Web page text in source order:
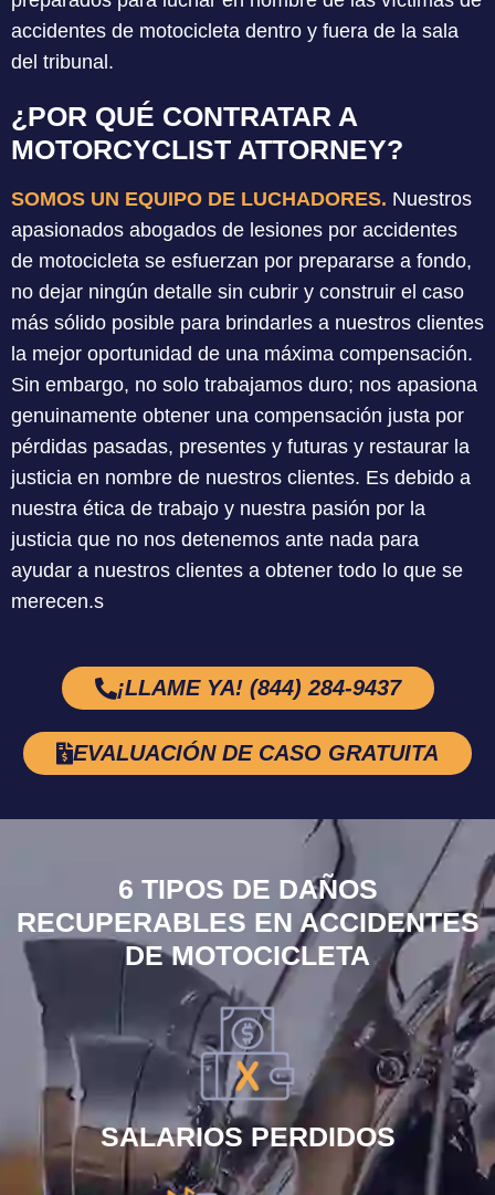
accidentes de motocicleta dentro y fuera de la sala
del tribunal.
¿POR QUÉ CONTRATAR A
MOTORCYCLIST ATTORNEY?
SOMOS UN EQUIPO DE LUCHADORES. Nuestros
apasionados abogados de lesiones por accidentes
de motocicleta se esfuerzan por prepararse a fondo,
no dejar ningún detalle sin cubrir y construir el caso
más sólido posible para brindarles a nuestros clientes
la mejor oportunidad de una máxima compensación.
Sin embargo, no solo trabajamos duro; nos apasiona
genuinamente obtener una compensación justa por
pérdidas pasadas, presentes y futuras y restaurar la
justicia en nombre de nuestros clientes. Es debido a
nuestra ética de trabajo y nuestra pasión por la
justicia que no nos detenemos ante nada para
ayudar a nuestros clientes a obtener todo lo que se
merecen.s
¡LLAME YA! (844) 284-9437
EVALUACIÓN DE CASO GRATUITA
6 TIPOS DE DAÑOS
RECUPERABLES EN ACCIDENTES
DE MOTOCICLETA
SALARIOS PERDIDOS